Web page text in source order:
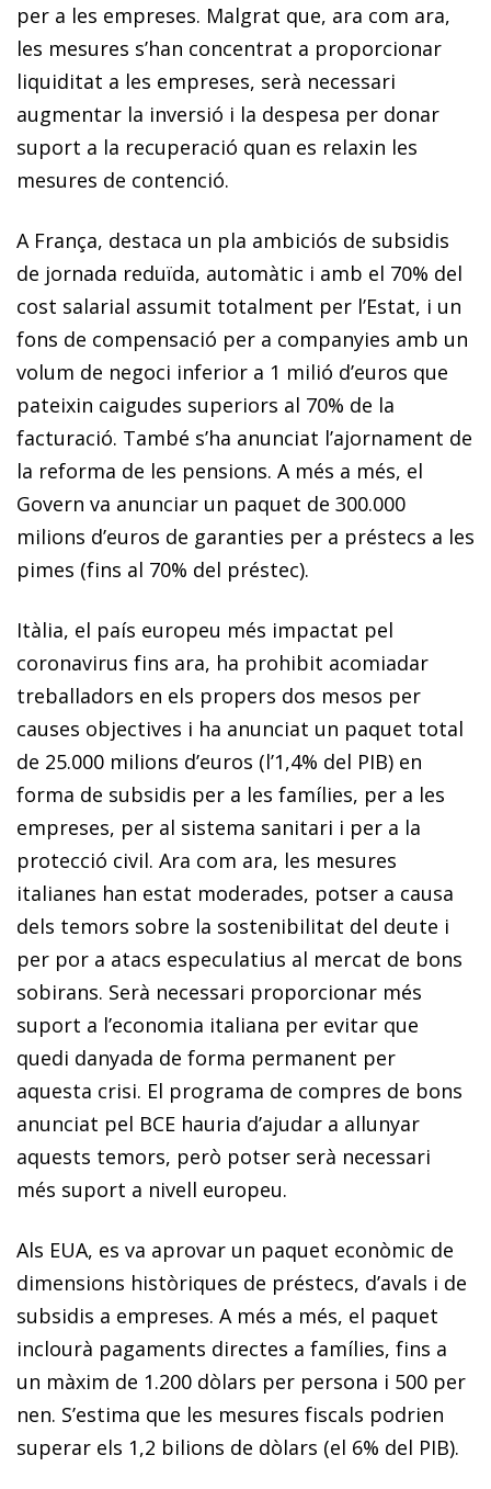
per a les empreses. Malgrat que, ara com ara,
les mesures s’han concentrat a proporcionar
liquiditat a les empreses, serà necessari
augmentar la inversió i la despesa per donar
suport a la recuperació quan es relaxin les
mesures de contenció.
A França, destaca un pla ambiciós de subsidis
de jornada reduïda, automàtic i amb el 70% del
cost salarial assumit totalment per l’Estat, i un
fons de compensació per a companyies amb un
volum de negoci inferior a 1 milió d’euros que
pateixin caigudes superiors al 70% de la
facturació. També s’ha anunciat l’ajornament de
la reforma de les pensions. A més a més, el
Govern va anunciar un paquet de 300.000
milions d’euros de garanties per a préstecs a les
pimes (fins al 70% del préstec).
Itàlia, el país europeu més impactat pel
coronavirus fins ara, ha prohibit acomiadar
treballadors en els propers dos mesos per
causes objectives i ha anunciat un paquet total
de 25.000 milions d’euros (l’1,4% del PIB) en
forma de subsidis per a les famílies, per a les
empreses, per al sistema sanitari i per a la
protecció civil. Ara com ara, les mesures
italianes han estat moderades, potser a causa
dels temors sobre la sostenibilitat del deute i
per por a atacs especulatius al mercat de bons
sobirans. Serà necessari proporcionar més
suport a l’economia italiana per evitar que
quedi danyada de forma permanent per
aquesta crisi. El programa de compres de bons
anunciat pel BCE hauria d’ajudar a allunyar
aquests temors, però potser serà necessari
més suport a nivell europeu.
Als EUA, es va aprovar un paquet econòmic de
dimensions històriques de préstecs, d’avals i de
subsidis a empreses. A més a més, el paquet
inclourà pagaments directes a famílies, fins a
un màxim de 1.200 dòlars per persona i 500 per
nen. S’estima que les mesures fiscals podrien
superar els 1,2 bilions de dòlars (el 6% del PIB).